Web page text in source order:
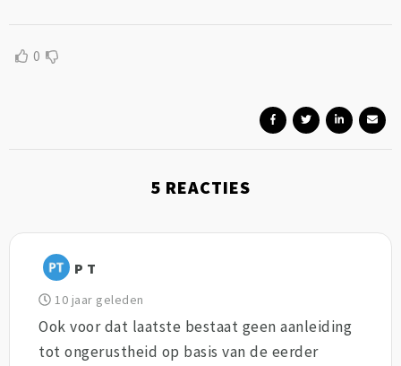
0
5 REACTIES
P T
10 jaar geleden
Ook voor dat laatste bestaat geen aanleiding
tot ongerustheid op basis van de eerder